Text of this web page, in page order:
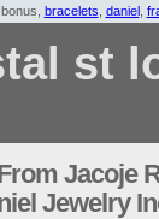
bonus, bracelets daniel,
st
Jacoje
Jewelry